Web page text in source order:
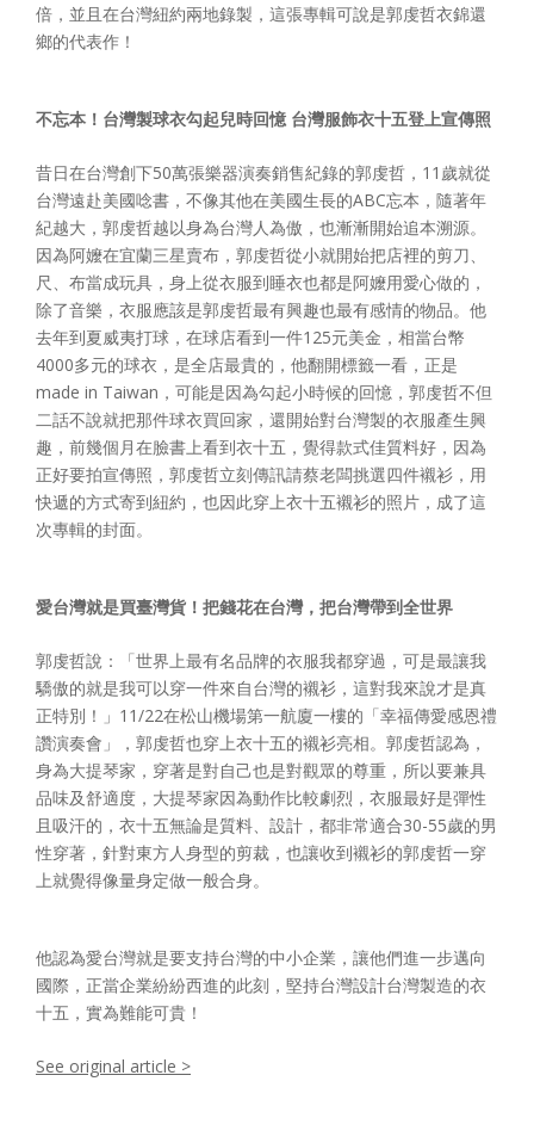
倍，並且在台灣紐約兩地錄製，這張專輯可說是郭虔哲衣錦還
鄉的代表作！
不忘本！台灣製球衣勾起兒時回憶 台灣服飾衣十五登上宣傳照
昔日在台灣創下50萬張樂器演奏銷售紀錄的郭虔哲，11歲就從
台灣遠赴美國唸書，不像其他在美國生長的ABC忘本，隨著年
紀越大，郭虔哲越以身為台灣人為傲，也漸漸開始追本溯源。
因為阿嬤在宜蘭三星賣布，郭虔哲從小就開始把店裡的剪刀、
尺、布當成玩具，身上從衣服到睡衣也都是阿嬤用愛心做的，
除了音樂，衣服應該是郭虔哲最有興趣也最有感情的物品。他
去年到夏威夷打球，在球店看到一件125元美金，相當台幣
4000多元的球衣，是全店最貴的，他翻開標籤一看，正是
made in Taiwan，可能是因為勾起小時候的回憶，郭虔哲不但
二話不說就把那件球衣買回家，還開始對台灣製的衣服產生興
趣，前幾個月在臉書上看到衣十五，覺得款式佳質料好，因為
正好要拍宣傳照，郭虔哲立刻傳訊請蔡老闆挑選四件襯衫，用
快遞的方式寄到紐約，也因此穿上衣十五襯衫的照片，成了這
次專輯的封面。
愛台灣就是買臺灣貨！把錢花在台灣，把台灣帶到全世界
郭虔哲說：「世界上最有名品牌的衣服我都穿過，可是最讓我
驕傲的就是我可以穿一件來自台灣的襯衫，這對我來說才是真
正特別！」11/22在松山機場第一航廈一樓的「幸福傳愛感恩禮
讚演奏會」，郭虔哲也穿上衣十五的襯衫亮相。郭虔哲認為，
身為大提琴家，穿著是對自己也是對觀眾的尊重，所以要兼具
品味及舒適度，大提琴家因為動作比較劇烈，衣服最好是彈性
且吸汗的，衣十五無論是質料、設計，都非常適合30-55歲的男
性穿著，針對東方人身型的剪裁，也讓收到襯衫的郭虔哲一穿
上就覺得像量身定做一般合身。
他認為愛台灣就是要支持台灣的中小企業，讓他們進一步邁向
國際，正當企業紛紛西進的此刻，堅持台灣設計台灣製造的衣
十五，實為難能可貴！
See original article >